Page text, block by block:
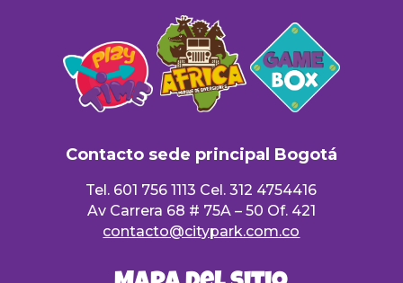
Contacto sede principal Bogotá
Tel. 601 756 1113 Cel. 312 4754416
Av Carrera 68 # 75A – 50 Of. 421
contacto@citypark.com.co